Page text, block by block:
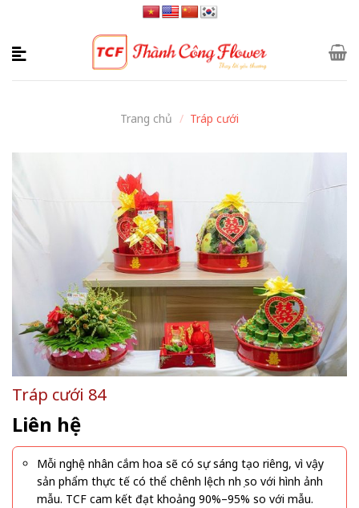
content
Trang chủ / Tráp cưới
Tráp cưới 84
Liên hệ
Mỗi nghệ nhân cắm hoa sẽ có sự sáng tạo riêng, vì vậy
sản phẩm thực tế có thể chênh lệch nhẹ so với hình ảnh
mẫu. TCF cam kết đạt khoảng 90%–95% so với mẫu.